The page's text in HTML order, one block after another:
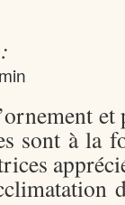
sont à la